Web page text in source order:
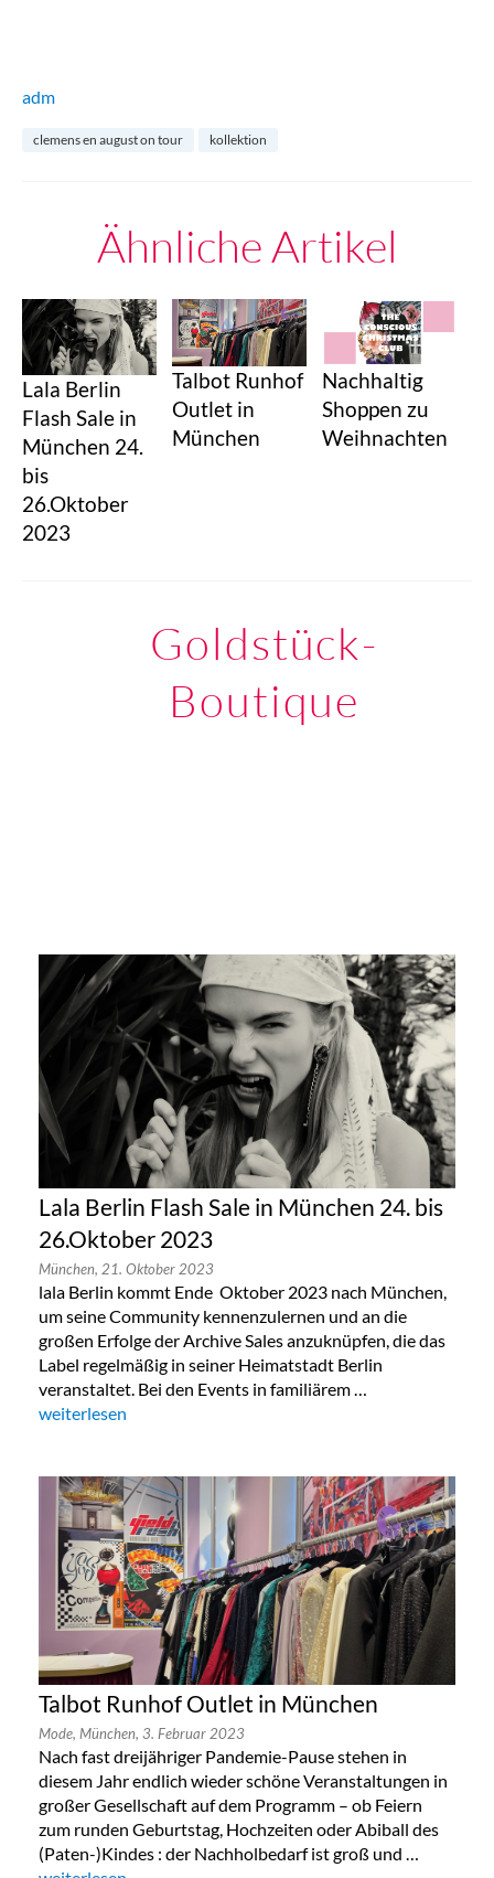
adm
clemens en august on tour kollektion
Ähnliche Artikel
Lala Berlin
Flash Sale in
München 24.
bis
26.Oktober
2023
Talbot Runhof
Outlet in
München
Nachhaltig
Shoppen zu
Weihnachten
Goldstück-
Boutique
Lala Berlin Flash Sale in München 24. bis
26.Oktober 2023
München, 21. Oktober 2023
lala Berlin kommt Ende Oktober 2023 nach München,
um seine Community kennenzulernen und an die
großen Erfolge der Archive Sales anzuknüpfen, die das
Label regelmäßig in seiner Heimatstadt Berlin
veranstaltet. Bei den Events in familiärem …
„Lala Berlin Flash Sale in München 24. bis 26.Oktober 2023“
weiterlesen
Talbot Runhof Outlet in München
Mode, München, 3. Februar 2023
Nach fast dreijähriger Pandemie-Pause stehen in
diesem Jahr endlich wieder schöne Veranstaltungen in
großer Gesellschaft auf dem Programm – ob Feiern
zum runden Geburtstag, Hochzeiten oder Abiball des
(Paten-)Kindes : der Nachholbedarf ist groß und …